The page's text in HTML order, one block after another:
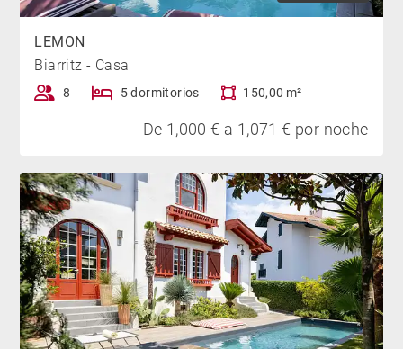
LEMON
Biarritz - Casa
8 5 dormitorios 150,00 m²
De 1,000 € a 1,071 € por noche